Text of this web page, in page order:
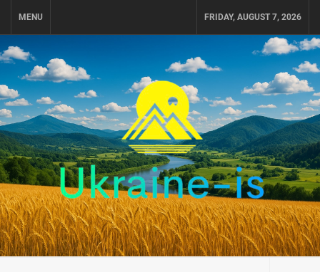
MENU FRIDAY, AUGUST 7, 2026
UKRAINE-IS
ПОДОРОЖI ПО УКРАЇНІ